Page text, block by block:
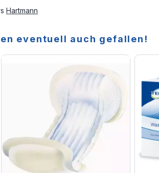
Hartmann
eventuell auch gefallen!